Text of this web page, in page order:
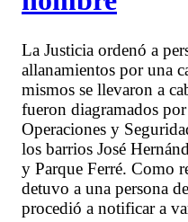
La Justicia ordenó a
allanamientos por una
mismos se llevaron a
fueron diagramados
Operaciones y
los barrios José
y Parque Ferré. Como
detuvo a una persona
procedió a notificar a